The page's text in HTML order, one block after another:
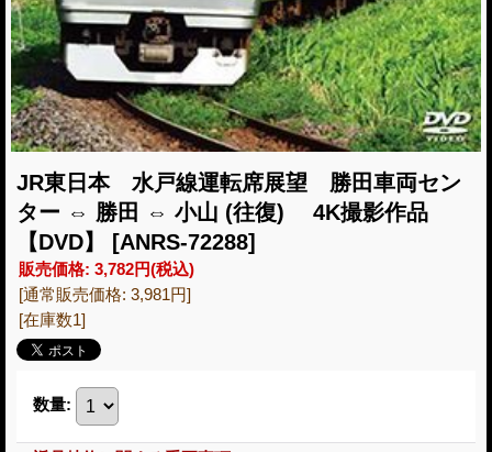
JR東日本 水戸線運転席展望 勝田車両セン
ター ⇔ 勝田 ⇔ 小山 (往復) 4K撮影作品
【DVD】
[ANRS-72288]
販売価格: 3,782円(税込)
[通常販売価格: 3,981円]
[在庫数1]
数量: